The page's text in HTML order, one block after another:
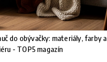
do obývačky: materiály, farby a
- TOP5 magazín